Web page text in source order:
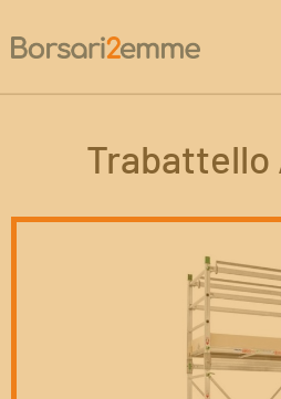
Trabattello